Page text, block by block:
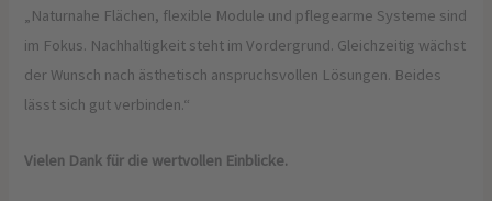
„Naturnahe Flächen, flexible Module und pflegearme Systeme sind
im Fokus. Nachhaltigkeit steht im Vordergrund. Gleichzeitig wächst
der Wunsch nach ästhetisch anspruchsvollen Lösungen. Beides
lässt sich gut verbinden.“
Vielen Dank für die wertvollen Einblicke.